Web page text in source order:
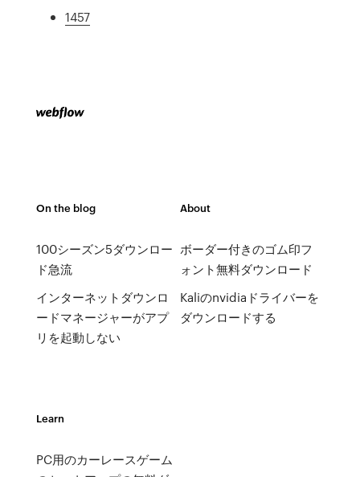
1457
On the blog
100シーズン5ダウンロー
ド急流
インターネットダウンロ
ードマネージャーがアプ
リを起動しない
About
ボーダー付きのゴム印フ
ォント無料ダウンロード
Kaliのnvidiaドライバーを
ダウンロードする
Learn
PC用のカーレースゲーム